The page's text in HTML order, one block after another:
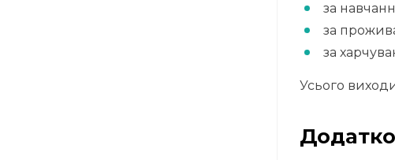
за
за
за
Усього